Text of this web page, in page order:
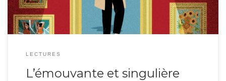
LECTURES
L’émouvante et singulière